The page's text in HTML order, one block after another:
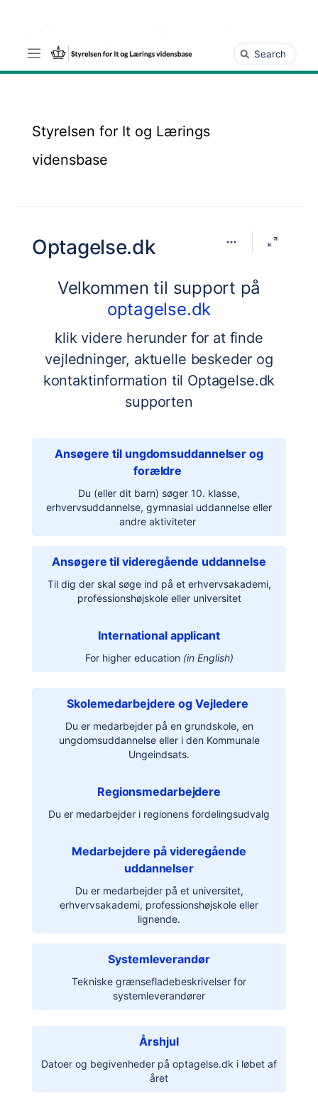
assistive.skiplink.to.breadcrumbs
assistive.skiplink.to.header.menu
assistive.skiplink.to.action.menu
Hurtig
søgning
Styrelsen for It og Lærings
vidensbase
Optagelse.dk
Velkommen til support på
optagelse.dk
klik videre herunder for at finde
vejledninger, aktuelle beskeder og
kontaktinformation til Optagelse.dk
supporten
Ansøgere til ungdomsuddannelser og
forældre
Du (eller dit barn) søger 10. klasse,
erhvervsuddannelse, gymnasial uddannelse eller
andre aktiviteter
Ansøgere til videregående uddannelse
Til dig der skal søge ind på et erhvervsakademi,
professionshøjskole eller universitet
International applicant
For higher education (in English)
Skolemedarbejdere og Vejledere
Du er medarbejder på en grundskole, en
ungdomsuddannelse eller i den Kommunale
Ungeindsats.
Regionsmedarbejdere
Du er medarbejder i regionens fordelingsudvalg
Medarbejdere på videregående
uddannelser
Du er medarbejder på et universitet,
erhvervsakademi, professionshøjskole eller
lignende.
Systemleverandør
Tekniske grænsefladebeskrivelser for
systemleverandører
Årshjul
Datoer og begivenheder på optagelse.dk i løbet af
året